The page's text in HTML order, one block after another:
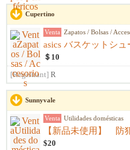
Cupertino
Venta Zapatos / Bolsas /
asics バスケットシ
＄10
[Registrant] R
Sunnyvale
Venta Utilidades domésticas
【新品未使用】 防
$20